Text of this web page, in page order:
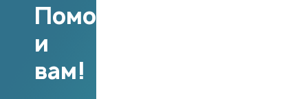
Поможем
и
вам!